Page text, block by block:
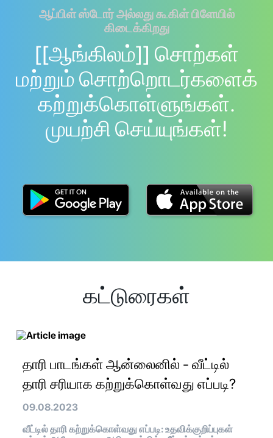
ஆப்பிள் ஸ்டோர் அல்லது கூகிள் பிளேயில்
கிடைக்கிறது
[[ஆங்கிலம்]] சொற்கள்
மற்றும் சொற்றொடர்களைக்
கற்றுக்கொள்ளுங்கள்.
முயற்சி செய்யுங்கள்!
கட்டுரைகள்
தாரி பாடங்கள் ஆன்லைனில் - வீட்டில்
தாரி சரியாக கற்றுக்கொள்வது எப்படி?
09.08.2023
வீட்டில் தாரி கற்றுக்கொள்வது எப்படி: உதவிக்குறிப்புகள்